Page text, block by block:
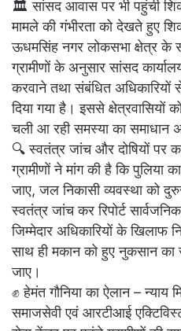
🏛️ सांसद आवास पर भी पहुंची
मामले की गंभीरता को देखते हुए
ऊधमसिंह नगर लोकसभा क्षेत्र के
ग्रामीणों के अनुसार सांसद
करवाने तथा संबंधित अधिकारियों
दिया गया है। इससे क्षेत्रवासियों
चली आ रही समस्या का समाधान
🔍 स्वतंत्र जांच और दोषियों पर
ग्रामीणों ने मांग की है कि पुलिया
जाए, जल निकासी व्यवस्था को
स्वतंत्र जांच कर रिपोर्ट
जिम्मेदार अधिकारियों के खिलाफ
साथ ही मकान को हुए नुकसान का
जाए।
✊ हेमंत गौनिया का ऐलान – न्याय
समाजसेवी एवं आरटीआई